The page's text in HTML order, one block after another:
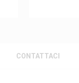
CONTATTACI